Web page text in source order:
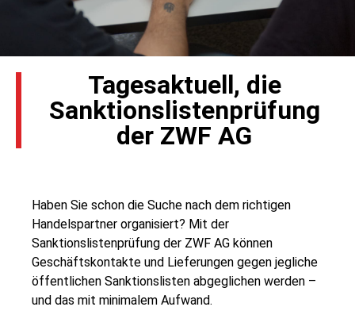
Tagesaktuell, die
Sanktionslistenprüfung
der ZWF AG
Haben Sie schon die Suche nach dem richtigen
Handelspartner organisiert? Mit der
Sanktionslistenprüfung der ZWF AG können
Geschäftskontakte und Lieferungen gegen jegliche
öffentlichen Sanktionslisten abgeglichen werden –
und das mit minimalem Aufwand.